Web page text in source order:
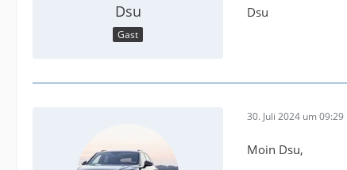
Dsu
Gast
Dsu
30. Juli 2024 um 09:29
Moin Dsu,